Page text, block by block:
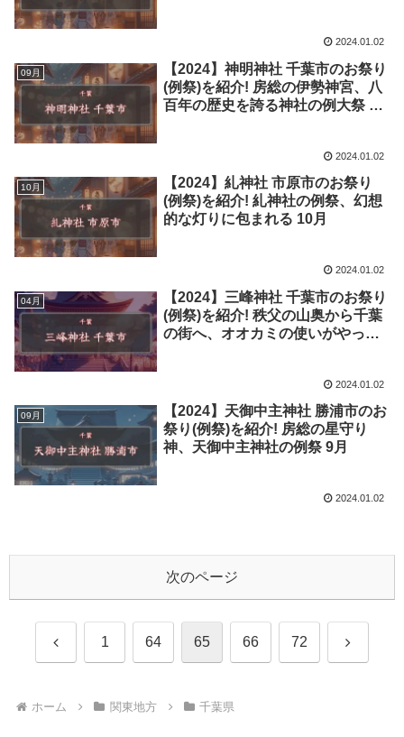
2024.01.02
09月
【2024】神明神社 千葉市のお祭り
(例祭)を紹介! 房総の伊勢神宮、八
百年の歴史を誇る神社の例大祭 9
2024.01.02
10月
【2024】糺神社 市原市のお祭り
(例祭)を紹介! 糺神社の例祭、幻想
的な灯りに包まれる 10月
2024.01.02
04月
【2024】三峰神社 千葉市のお祭り
(例祭)を紹介! 秩父の山奥から千葉
の街へ、オオカミの使いがやって
2024.01.02
09月
【2024】天御中主神社 勝浦市のお
祭り(例祭)を紹介! 房総の星守り
神、天御中主神社の例祭 9月
2024.01.02
次のページ
前 1 64 65 66 72 次
ホーム 関東地方 千葉県